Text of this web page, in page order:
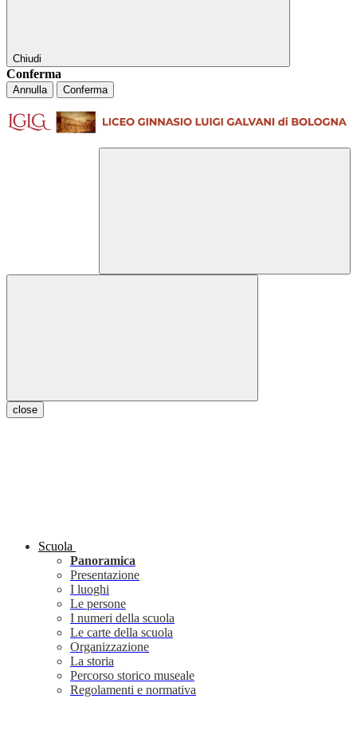
Chiudi
Conferma
Annulla Conferma
close
Scuola
Panoramica
Presentazione
I luoghi
Le persone
I numeri della scuola
Le carte della scuola
Organizzazione
La storia
Percorso storico museale
Regolamenti e normativa